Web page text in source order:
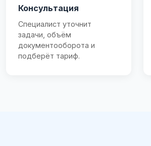
Консультация
Специалист уточнит
задачи, объём
документооборота и
подберёт тариф.